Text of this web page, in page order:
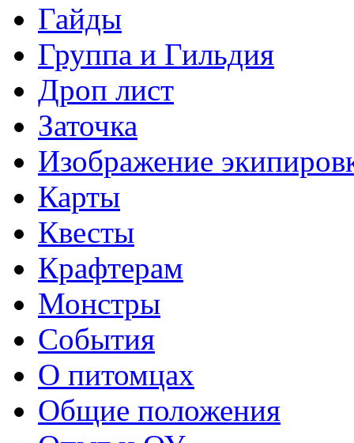
Гайды
Группа и Гильдия
Дроп лист
Заточка
Изображение
Карты
Квесты
Крафтерам
Монстры
События
О питомцах
Общие положения